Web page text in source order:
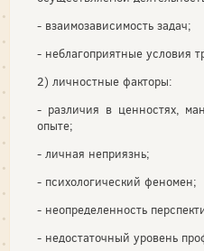
- взаимозависимость задач;
- неблагоприятные условия
2) личностные факторы:
- различия в ценностях,
опыте;
- личная неприязнь;
- психологический феномен;
- неопределенность
- недостаточный уровень